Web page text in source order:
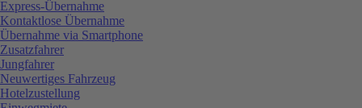
Express-Übernahme
Kontaktlose Übernahme
Übernahme via Smartphone
Zusatzfahrer
Jungfahrer
Neuwertiges Fahrzeug
Hotelzustellung